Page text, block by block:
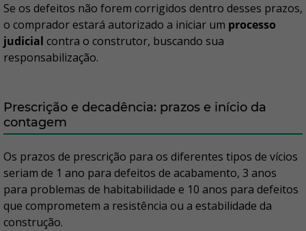
Se os defeitos não forem corrigidos dentro desses prazos,
o comprador estará autorizado a iniciar um processo
judicial contra o construtor, buscando sua
responsabilização.
Prescrição e decadência: prazos e início da
contagem
Os prazos de prescrição para os diferentes tipos de vícios
seriam de 1 ano para defeitos de acabamento, 3 anos
para problemas de habitabilidade e 10 anos para defeitos
que comprometem a resistência ou a estabilidade da
construção.